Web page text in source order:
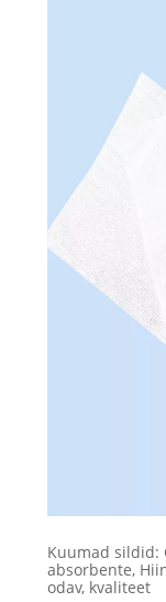
Kuumad sildid:
absorbente,
odav, kvaliteet